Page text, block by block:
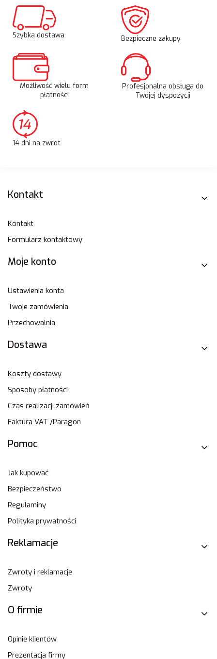
Szybka dostawa Bezpieczne zakupy
Możliwość wielu form
płatności
Profesjonalna obsługa do
Twojej dyspozycji
14 dni na zwrot
Linki w stopce
Kontakt
Kontakt
Formularz kontaktowy
Moje konto
Ustawienia konta
Twoje zamówienia
Przechowalnia
Dostawa
Koszty dostawy
Sposoby płatności
Czas realizacji zamówień
Faktura VAT /Paragon
Pomoc
Jak kupować
Bezpieczeństwo
Regulaminy
Polityka prywatności
Reklamacje
Zwroty i reklamacje
Zwroty
O firmie
Opinie klientów
Prezentacja firmy